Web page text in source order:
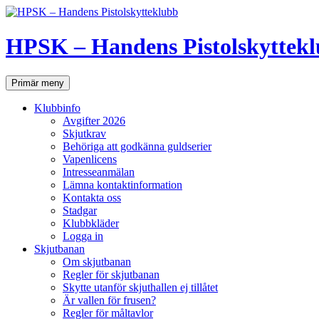
Hoppa
innehåll
HPSK – Handens
SökPrimär meny
Klubbinfo
Avgifter 2026
Skjutkrav
Behöriga att godkänna guldserier
Vapenlicens
Intresseanmälan
Lämna kontaktinformation
Kontakta oss
Stadgar
Klubbkläder
Logga in
Skjutbanan
Om skjutbanan
Regler för skjutbanan
Skytte utanför skjuthallen ej tillåtet
Är vallen för frusen?
Regler för måltavlor